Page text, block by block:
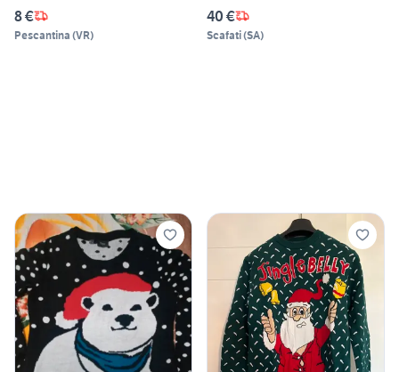
8 €
Pescantina (VR)
40 €
Scafati(SA)